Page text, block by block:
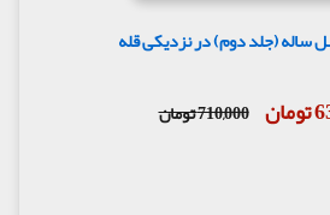
ساله (جلد دوم) در نزدیکی قله
710,000 تومان